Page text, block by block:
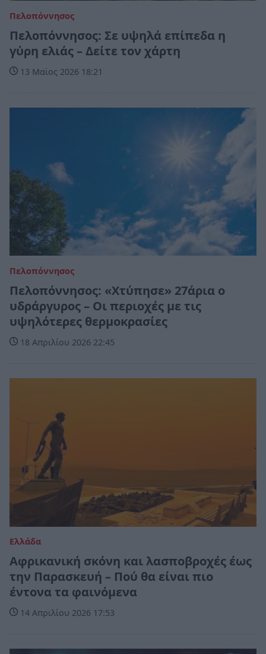
Πελοπόννησος
Πελοπόννησος: Σε υψηλά επίπεδα η
γύρη ελιάς – Δείτε τον χάρτη
13 Μαϊος 2026 18:21
Πελοπόννησος
Πελοπόννησος: «Χτύπησε» 27άρια ο
υδράργυρος – Οι περιοχές με τις
υψηλότερες θερμοκρασίες
18 Απριλίου 2026 22:45
Ελλάδα
Αφρικανική σκόνη και λασποβροχές έως
την Παρασκευή – Πού θα είναι πιο
έντονα τα φαινόμενα
14 Απριλίου 2026 17:53